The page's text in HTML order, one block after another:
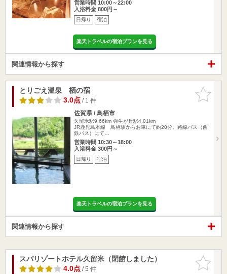
営業時間 10:00～22:00
入浴料金 800円～
日帰り 宿泊
楽天トラベルの宿泊プランを見る
関連情報から探す
お気に入
りに追加
とりごえ温泉 栖の宿
3.0点/ 1 件
佐賀県 / 鳥栖市
久留米駅9.66km 弥生が丘駅4.01km
JR鹿児島本線 鳥栖駅からお車にて約20分。路線バス（西
鉄バス）にて…
営業時間 10:30～18:00
入浴料金 300円～
日帰り 宿泊
楽天トラベルの宿泊プランを見る
関連情報から探す
お気に入
りに追加
スパリゾートホテル久留米（閉館しました）
4.0点/ 5 件